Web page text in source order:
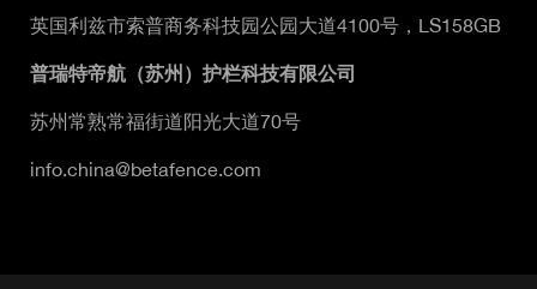
英国利兹市索普商务科技园公园大道4100号，LS158GB
普瑞特帝航（苏州）护栏科技有限公司
苏州常熟常福街道阳光大道70号
info.china@betafence.com